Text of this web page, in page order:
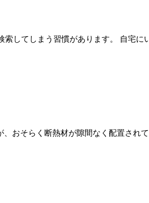
してしまう習慣があります。 自宅
おそらく断熱材が隙間なく配置され